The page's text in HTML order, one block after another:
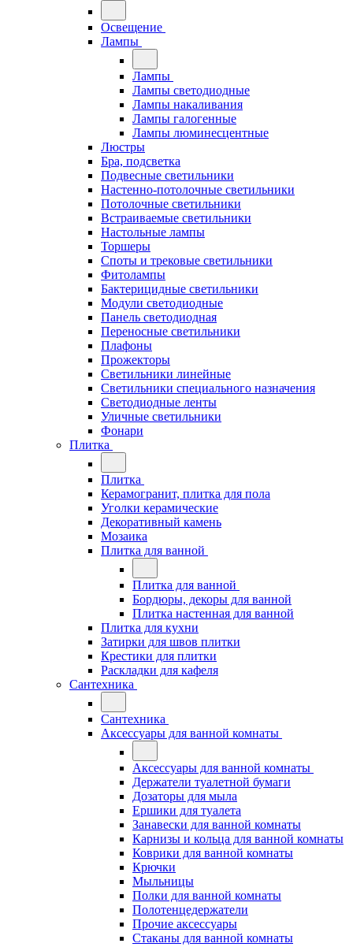
Освещение
Лампы
Лампы
Лампы светодиодные
Лампы накаливания
Лампы галогенные
Лампы люминесцентные
Люстры
Бра, подсветка
Подвесные светильники
Настенно-потолочные светильники
Потолочные светильники
Встраиваемые светильники
Настольные лампы
Торшеры
Споты и трековые светильники
Фитолампы
Бактерицидные светильники
Модули светодиодные
Панель светодиодная
Переносные светильники
Плафоны
Прожекторы
Светильники линейные
Светильники специального назначения
Светодиодные ленты
Уличные светильники
Фонари
Плитка
Плитка
Керамогранит, плитка для пола
Уголки керамические
Декоративный камень
Мозаика
Плитка для ванной
Плитка для ванной
Бордюры, декоры для ванной
Плитка настенная для ванной
Плитка для кухни
Затирки для швов плитки
Крестики для плитки
Раскладки для кафеля
Сантехника
Сантехника
Аксессуары для ванной комнаты
Аксессуары для ванной комнаты
Держатели туалетной бумаги
Дозаторы для мыла
Ершики для туалета
Занавески для ванной комнаты
Карнизы и кольца для ванной комнаты
Коврики для ванной комнаты
Крючки
Мыльницы
Полки для ванной комнаты
Полотенцедержатели
Прочие аксессуары
Стаканы для ванной комнаты